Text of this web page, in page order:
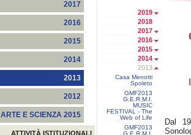
2017
2016
2015
2014
2013
2012
ARTE E SCIENZA 2015
ATTIVITÀ ISTITUZIONALI
2019
2018
2017
2016
2015
2014
2013
Casa Menotti
Spoleto
GMF2013
G.E.R.M.I.
MUSIC
FESTIVAL - The
Web of Life
GMF2013
G.E.R.M.I.
Dal